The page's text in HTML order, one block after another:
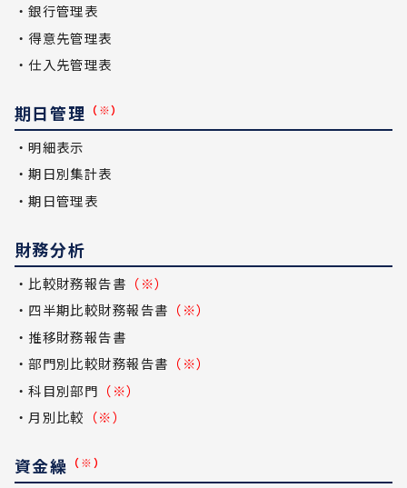
・銀行管理表
・得意先管理表
・仕入先管理表
期日管理 （※）
・明細表示
・期日別集計表
・期日管理表
財務分析
・比較財務報告書 （※）
・四半期比較財務報告書 （※）
・推移財務報告書
・部門別比較財務報告書 （※）
・科目別部門 （※）
・月別比較 （※）
資金繰 （※）